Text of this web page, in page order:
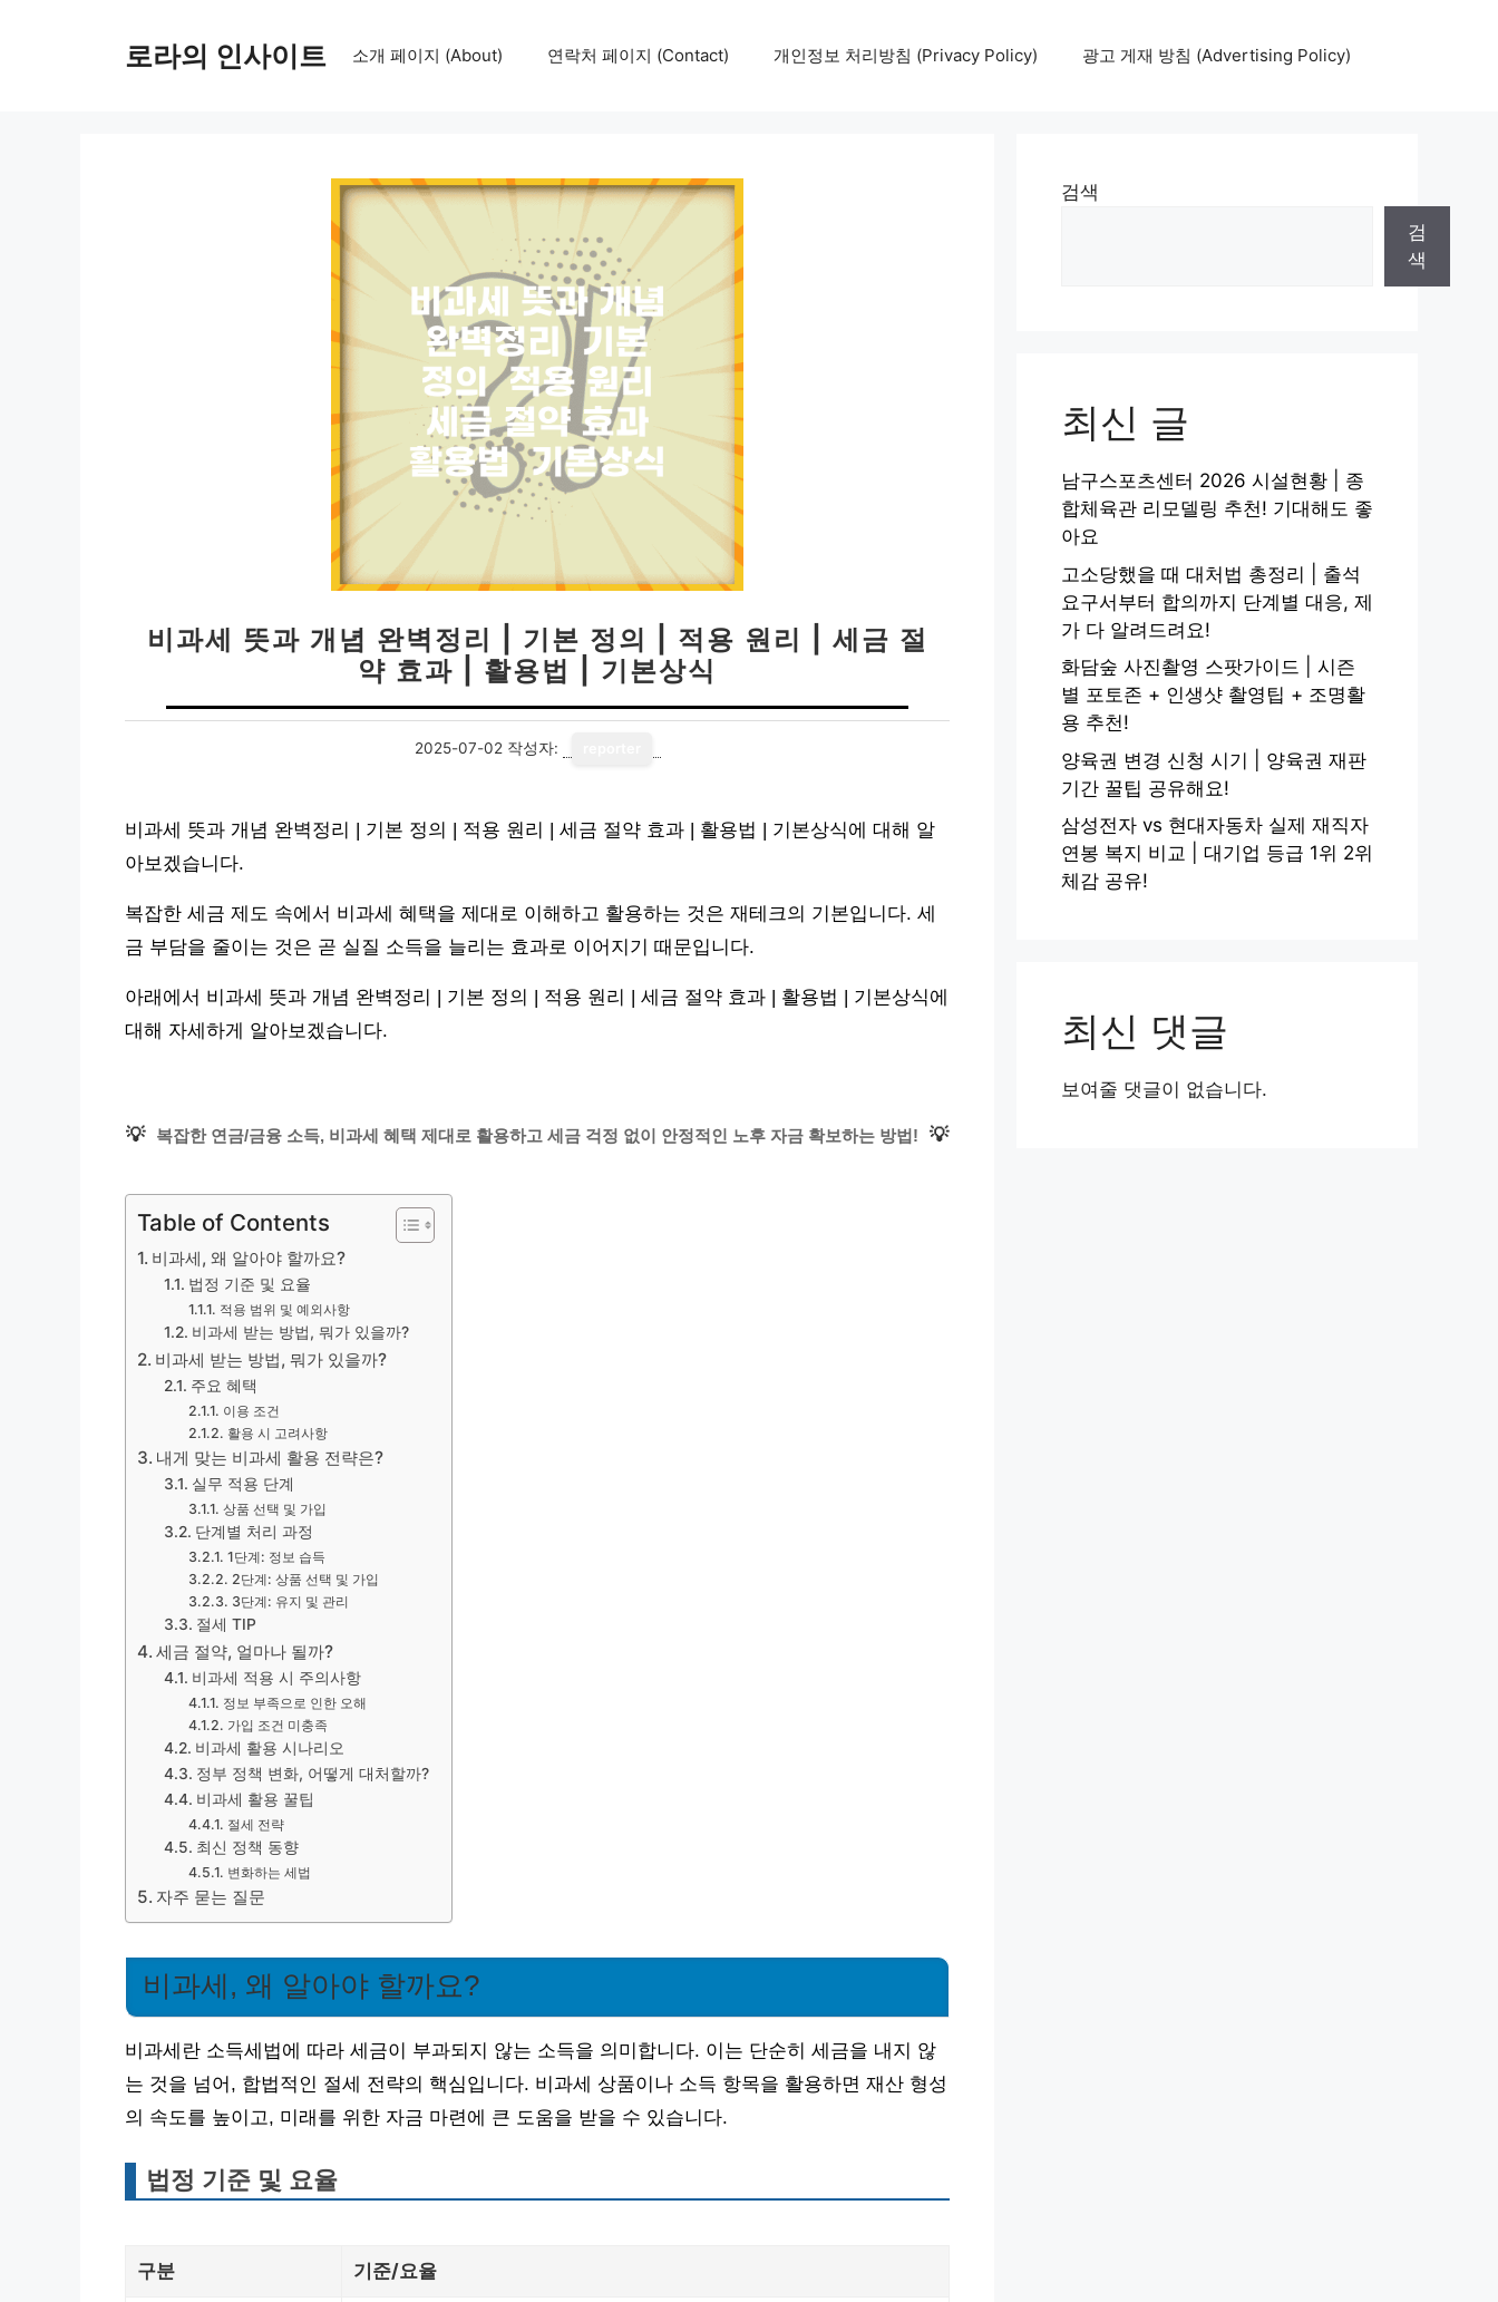
로라의 인사이트 소개 페이지 (About) 연락처 페이지 (Contact) 개인정보 처리방침 (Privacy Policy) 광고 게재 방침 (Advertising Policy)
비과세 뜻과 개념 완벽정리 | 기본 정의 | 적용 원리 | 세금 절
약 효과 | 활용법 | 기본상식
2025-07-02 작성자:
비과세 뜻과 개념 완벽정리 | 기본 정의 | 적용 원리 | 세금 절약 효과 | 활용법 | 기본상식에 대해 알
아보겠습니다.
복잡한 세금 제도 속에서 비과세 혜택을 제대로 이해하고 활용하는 것은 재테크의 기본입니다. 세
금 부담을 줄이는 것은 곧 실질 소득을 늘리는 효과로 이어지기 때문입니다.
아래에서 비과세 뜻과 개념 완벽정리 | 기본 정의 | 적용 원리 | 세금 절약 효과 | 활용법 | 기본상식에
대해 자세하게 알아보겠습니다.
💡 복잡한 연금/금융 소득, 비과세 혜택 제대로 활용하고 세금 걱정 없이 안정적인 노후 자금 확보하는 방법! 💡
Table of Contents
비과세, 왜 알아야 할까요?
법정 기준 및 요율
적용 범위 및 예외사항
비과세 받는 방법, 뭐가 있을까?
비과세 받는 방법, 뭐가 있을까?
주요 혜택
이용 조건
활용 시 고려사항
내게 맞는 비과세 활용 전략은?
실무 적용 단계
상품 선택 및 가입
단계별 처리 과정
1단계: 정보 습득
2단계: 상품 선택 및 가입
3단계: 유지 및 관리
절세 TIP
세금 절약, 얼마나 될까?
비과세 적용 시 주의사항
정보 부족으로 인한 오해
가입 조건 미충족
비과세 활용 시나리오
정부 정책 변화, 어떻게 대처할까?
비과세 활용 꿀팁
절세 전략
최신 정책 동향
변화하는 세법
자주 묻는 질문
비과세, 왜 알아야 할까요?
비과세란 소득세법에 따라 세금이 부과되지 않는 소득을 의미합니다. 이는 단순히 세금을 내지 않
는 것을 넘어, 합법적인 절세 전략의 핵심입니다. 비과세 상품이나 소득 항목을 활용하면 재산 형성
의 속도를 높이고, 미래를 위한 자금 마련에 큰 도움을 받을 수 있습니다.
법정 기준 및 요율
구분 기준/요율
검색
검
색
최신 글
남구스포츠센터 2026 시설현황 | 종
합체육관 리모델링 추천! 기대해도 좋
아요
고소당했을 때 대처법 총정리 | 출석
요구서부터 합의까지 단계별 대응, 제
가 다 알려드려요!
화담숲 사진촬영 스팟가이드 | 시즌
별 포토존 + 인생샷 촬영팁 + 조명활
용 추천!
양육권 변경 신청 시기 | 양육권 재판
기간 꿀팁 공유해요!
삼성전자 vs 현대자동차 실제 재직자
연봉 복지 비교 | 대기업 등급 1위 2위
체감 공유!
최신 댓글
보여줄 댓글이 없습니다.